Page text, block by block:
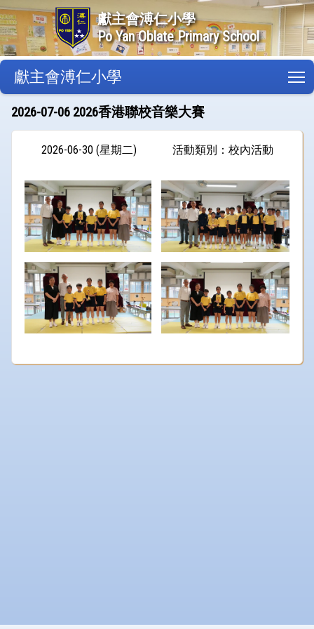
獻主會溥仁小學
Po Yan Oblate Primary School
獻主會溥仁小學
2026-07-06 2026香港聯校音樂大賽
2026-06-30 (星期二) 活動類別：校內活動